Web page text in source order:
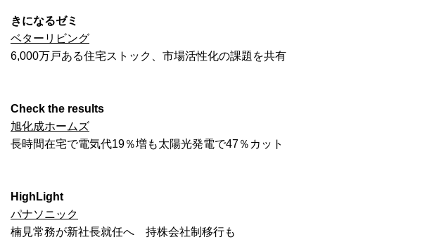
きになるゼミ
ベターリビング
6,000万戸ある住宅ストック、市場活性化の課題を共有
Check the results
旭化成ホームズ
長時間在宅で電気代19％増も太陽光発電で47％カット
HighLight
パナソニック
楠見常務が新社長就任へ 持株会社制移行も